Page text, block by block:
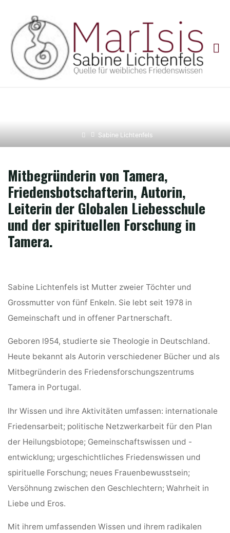
content
HomeSabine Lichtenfels
Mitbegründerin von Tamera,
Friedensbotschafterin, Autorin,
Leiterin der Globalen Liebesschule
und der spirituellen Forschung in
Tamera.
Sabine Lichtenfels ist Mutter zweier Töchter und
Grossmutter von fünf Enkeln. Sie lebt seit 1978 in
Gemeinschaft und in offener Partnerschaft.
Geboren l954, studierte sie Theologie in Deutschland.
Heute bekannt als Autorin verschiedener Bücher und als
Mitbegründerin des Friedensforschungszentrums
Tamera in Portugal.
Ihr Wissen und ihre Aktivitäten umfassen: internationale
Friedensarbeit; politische Netzwerkarbeit für den Plan
der Heilungsbiotope; Gemeinschaftswissen und -
entwicklung; urgeschichtliches Friedenswissen und
spirituelle Forschung; neues Frauenbewusstsein;
Versöhnung zwischen den Geschlechtern; Wahrheit in
Liebe und Eros.
Mit ihrem umfassenden Wissen und ihrem radikalen